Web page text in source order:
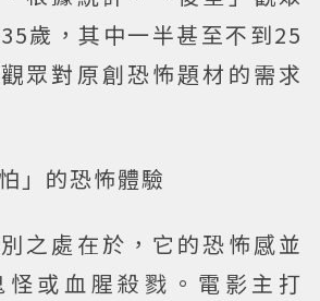
歲，其中一半甚至不到25
眾對原創恐怖題材的需求
」的恐怖體驗
別之處在於，它的恐怖感並
怪或血腥殺戮。電影主打